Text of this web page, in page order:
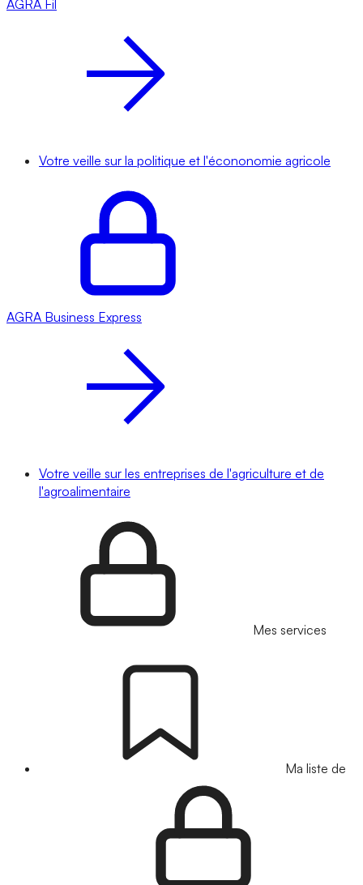
AGRA Fil
Votre veille sur la politique et l'écononomie agricole
AGRA Business Express
Votre veille sur les entreprises de l'agriculture et de
l'agroalimentaire
Mes services
Ma liste de